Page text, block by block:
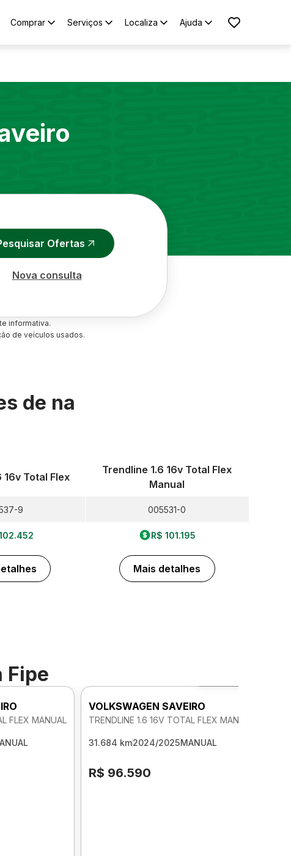
Comprar Serviços Localiza Ajuda
Ofertas
Nova consulta
informativa.
de veículos usados.
de na
16v Total Flex
9
Trendline 1.6 16v Total Flex
Manual
005531-0
R$ 101.195
Mais detalhes
Fipe
FLEX MANUAL
VOLKSWAGEN SAVEIRO
TRENDLINE 1.6 16V TOTAL FLEX MANUAL
31.684 km2024/2025MANUAL
R$ 96.590